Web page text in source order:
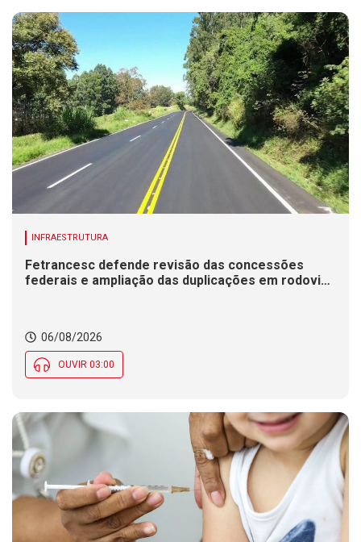
INFRAESTRUTURA
Fetrancesc defende revisão das concessões
federais e ampliação das duplicações em rodovias
06/08/2026
OUVIR 03:00